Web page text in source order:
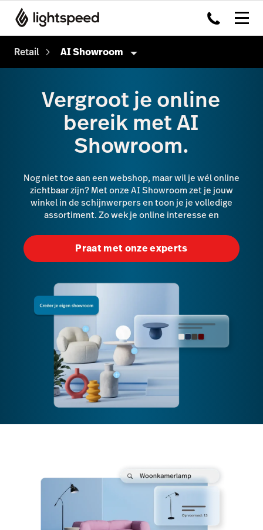
Retail AI Showroom
Producten
Kassasysteem
Omnichannel
Payments
Capital
Service Orders
Accounting
Marketing & Loyalty
AI Showroom
Scanner
Hardware
Integraties
Multi-locatie
Vergroot je online
bereik met AI
Showroom.
Nog niet toe aan een webshop, maar wil je wél online
zichtbaar zijn? Met onze AI Showroom zet je jouw
winkel in de schijnwerpers en toon je je volledige
assortiment. Zo wek je online interesse en
Praat met onze experts